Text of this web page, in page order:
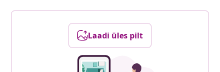
Laadi üles pilt